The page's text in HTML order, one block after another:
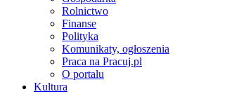
Rolnictwo
Finanse
Polityka
Komunikaty, ogłoszenia
Praca na Pracuj.pl
O portalu
Kultura